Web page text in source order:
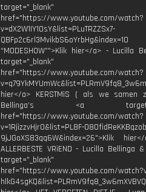
target="_blank"
href="https://www.youtube.com/watch?
v=dX2W1IY1OsY&list=PLuTRZZSx7-
QBFp2c6rl3MvikbS6oYrbHg&index=10
“MODESHOW”">Klik hier</a> - Lucilla
target="_blank"
href="https://www.youtube.com/watch?
hier</a> KERSTMiS ( als we samen
Bellinga’s <a
href="https://www.youtube.com/watch?
v=1RjizzvHjr0&list=PL8F-
9jJGoXS83qq6W&index=26">Klik
ALLERBESTE VRiEND - Lucilla Bellinga
target="_blank"
href="https://www.youtube.com/